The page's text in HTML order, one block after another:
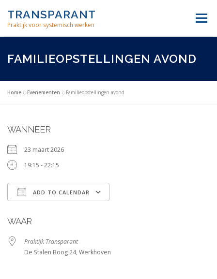
content
TRANSPARANT
Praktijk voor systemisch werken
Menu
INDIVIDUELE THERAPIE FAMILIE OPSTELLINGEN
BEDRIJFSCOACHING MEDITATIE
FAMILIEOPSTELLINGEN AVOND
Home »Evenementen »Familieopstellingen avond
WANNEER
23 maart 2026
19:15 - 22:15
ADD TO CALENDAR
WAAR
Praktijk Transparant
De Stalen Boog 24, Werkhoven